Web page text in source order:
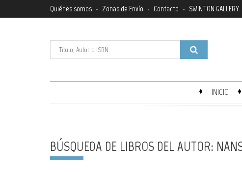
Quiénes somos Zonas de Envío Contacto SWINTON GALLERY
INICIO
BÚSQUEDA DE LIBROS DEL AUTOR: